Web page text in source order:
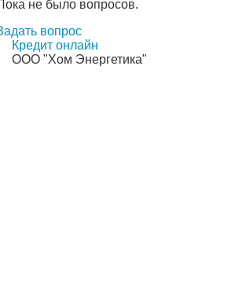
не было вопросов.
вопрос
Кредит онлайн
ООО "Хом Энергетика"